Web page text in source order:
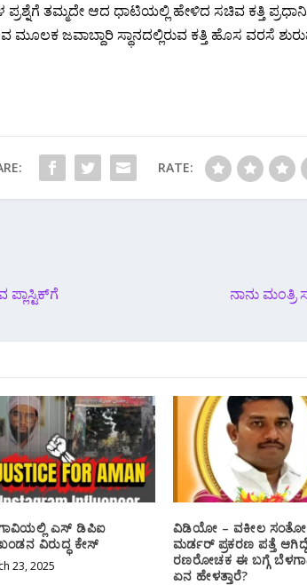
ತಮ್ಮದೇ ಆದ ಧಾಟಿಯಲ್ಲಿ ಹೇಳಿದ ಸಚಿವ ಕತ್ತಿ
ಮೂಲಕ ಜವಾಬ್ದಾರಿ ಸ್ಥಾನದಲ್ಲಿರುವ ಕತ್ತಿ ಹೊಸ ವರಸೆ
RATE:
ನಾನು ಮಂತ್ರಿ
ಎಸ್ ಡಿಪಿಐ
ವಿರುದ್ಧ ಕೇಸ್
23, 2025
ವಿಡಿಯೋ – ವಕೀಲ
ಮರ್ಡರ್ ಪ್ರಕರಣ ಪತ್ತೆ
ರಣರೋಚಕ ಈ ಬಗ್ಗೆ
ಏನ ಹೇಳತ್ತಾರೆ?